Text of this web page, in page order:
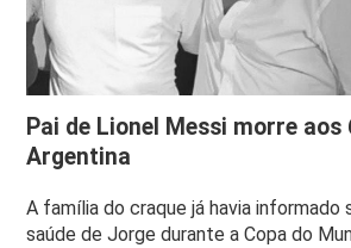
Pai de Lionel Messi morre aos
Argentina
A família do craque já havia informado
saúde de Jorge durante a Copa do